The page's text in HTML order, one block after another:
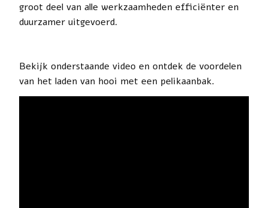
groot deel van alle werkzaamheden efficiënter en
duurzamer uitgevoerd.
Bekijk onderstaande video en ontdek de voordelen
van het laden van hooi met een pelikaanbak.